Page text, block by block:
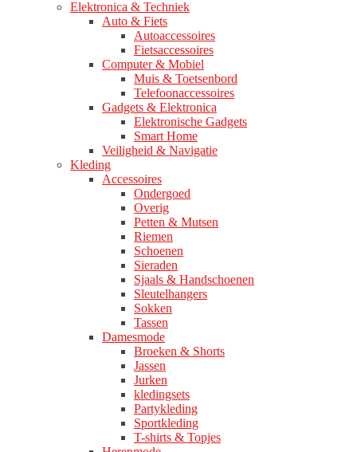
Elektronica & Techniek
Auto & Fiets
Autoaccessoires
Fietsaccessoires
Computer & Mobiel
Muis & Toetsenbord
Telefoonaccessoires
Gadgets & Elektronica
Elektronische Gadgets
Smart Home
Veiligheid & Navigatie
Kleding
Accessoires
Ondergoed
Overig
Petten & Mutsen
Riemen
Schoenen
Sieraden
Sjaals & Handschoenen
Sleutelhangers
Sokken
Tassen
Damesmode
Broeken & Shorts
Jassen
Jurken
kledingsets
Partykleding
Sportkleding
T-shirts & Topjes